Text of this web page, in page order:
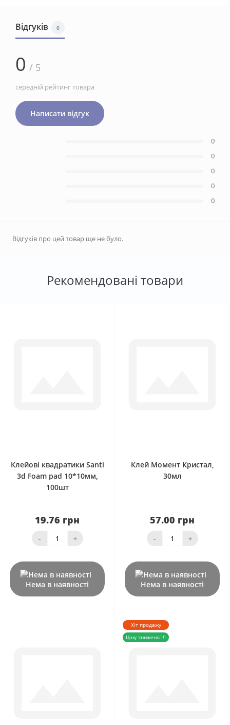
Відгуків 0
0 / 5
середній рейтинг товара
Написати відгук
0
0
0
0
0
Відгуків про цей товар ще не було.
Рекомендовані товари
Клейові квадратики Santi
3d Foam pad 10*10мм,
100шт
19.76 грн
- +
Нема в наявності
Клей Момент Кристал,
30мл
57.00 грн
- +
Нема в наявності
Хіт продажу
Ціну знижено !!!